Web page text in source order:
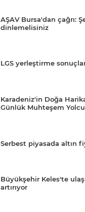
AŞAV Bursa'dan çağrı:
dinlemelisiniz
LGS yerleştirme
Karadeniz'in Doğa
Günlük Muhteşem
Serbest piyasada altın
Büyükşehir Keles'te
artırıyor